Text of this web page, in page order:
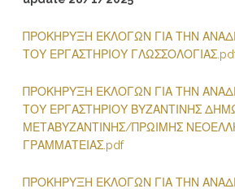
ΠΡΟΚΗΡΥΞΗ ΕΚΛΟΓΩΝ ΓΙΑ ΤΗΝ
ΤΟΥ ΕΡΓΑΣΤΗΡΙΟΥ
ΠΡΟΚΗΡΥΞΗ ΕΚΛΟΓΩΝ ΓΙΑ ΤΗΝ
ΤΟΥ ΕΡΓΑΣΤΗΡΙΟΥ ΒΥΖΑΝΤΙΝΗΣ
ΜΕΤΑΒΥΖΑΝΤΙΝΗΣ/ΠΡΩΙΜΗΣ
ΓΡΑΜΜΑΤΕΙΑΣ.pdf
ΠΡΟΚΗΡΥΞΗ ΕΚΛΟΓΩΝ ΓΙΑ ΤΗΝ